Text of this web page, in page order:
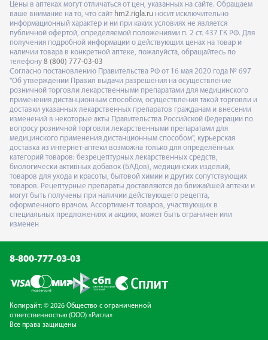
Цены в аптеках могут отличаться от цен, указанных на сайте. Обращаем
ваше внимание на то, что сайт hm2.rigla.ru носит исключительно
информационный характер и ни при каких условиях не является
публичной офертой, определяемой положениями п. 2 ст. 437 ГК РФ. Для
получения подробной информации о действующих ценах на товар и
наличии товара в конкретной аптеке, пожалуйста, обращайтесь по
телефону 8 (800) 777-03-03
Согласно постановлению Правительства РФ от 16 мая 2020 года № 697
"Об утверждении Правил выдачи разрешения на осуществление
розничной торговли лекарственными препаратами для медицинского
применения дистанционным способом, осуществления такой торговли и
доставки указанных лекарственных препаратов гражданам и внесении
изменений в некоторые акты Правительства Российской Федерации по
вопросу розничной торговли лекарственными препаратами для
медицинского применения дистанционным способом", курьерская
доставка из интернет-аптеки возможна только для определённых
категорий товаров: безрецептурных лекарственных средств,
биологически активных добавок (БАДов), медицинских изделий,
товаров для ухода и красоты, бытовой химии и других сопутствующих
товаров. Рецептурные препараты доставляются до ближайшей аптеки и
могут быть получены при наличии действующего рецепта,
оформленного врачом. Ассортимент товаров, участвующих в
специальных предложениях и акциях, может быть ограничен или
изменен
8-800-777-03-03
Копирайт: © 2026 Общество с ограниченной
ответственностью (ООО) «Ригла»
Все права защищены